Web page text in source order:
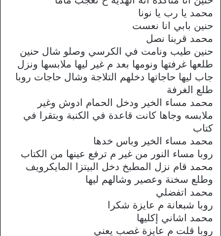
محمد يا رب يا نونا
حنين بابي انا نعست
محمد قربنا نصل
حنين طيب ونامت في الكرسي وصلو شال حنين
طلعها غرفتها ونومها بعد م غير ليها ملابسها ونزل
جاب ليها حاجاتها دخلهم التلاجة وشال حاجات روبا
طلع الغرفة
محمد مساء الخير ودخل الحمام ادوش وغير
ملابسه وجاها كانت قاعدة في الكنبة وبتقرا في
كتاب
محمد مساء الخير وباس خدها
روبا مساء النور من غير م ترفع عينها من الكتاب
محمد قام نزل المطبخ دخل البيتزا المايكرويف
وطلع سخنة وعصير وشالهم ليها
محمد اتفضلي
روبا شبعانة م عايزة شكرا
محمد اشاني إكليها
روبا قلت م عايزة غصب يعني